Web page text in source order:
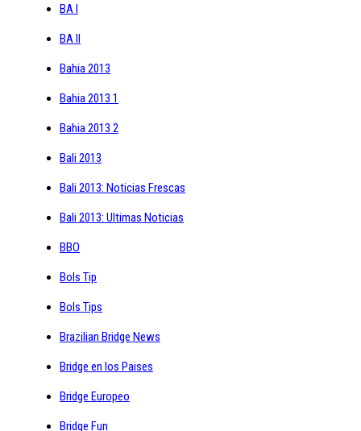
BA I
BA II
Bahia 2013
Bahia 2013 1
Bahia 2013 2
Bali 2013
Bali 2013: Noticias Frescas
Bali 2013: Ultimas Noticias
BBO
Bols Tip
Bols Tips
Brazilian Bridge News
Bridge en los Paises
Bridge Europeo
Bridge Fun